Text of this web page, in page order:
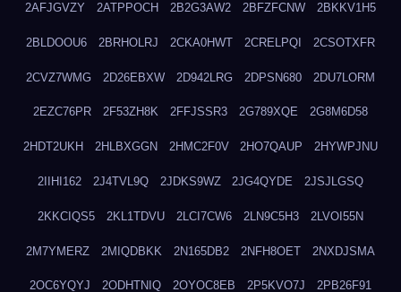
2AFJGVZY 2ATPPOCH 2B2G3AW2 2BFZFCNW 2BKKV1H5
2BLDOOU6 2BRHOLRJ 2CKA0HWT 2CRELPQI 2CSOTXFR
2CVZ7WMG 2D26EBXW 2D942LRG 2DPSN680 2DU7LORM
2EZC76PR 2F53ZH8K 2FFJSSR3 2G789XQE 2G8M6D58
2HDT2UKH 2HLBXGGN 2HMC2F0V 2HO7QAUP 2HYWPJNU
2IIHI162 2J4TVL9Q 2JDKS9WZ 2JG4QYDE 2JSJLGSQ
2KKCIQS5 2KL1TDVU 2LCI7CW6 2LN9C5H3 2LVOI55N
2M7YMERZ 2MIQDBKK 2N165DB2 2NFH8OET 2NXDJSMA
2OC6YQYJ 2ODHTNIQ 2OYOC8EB 2P5KVO7J 2PB26F91